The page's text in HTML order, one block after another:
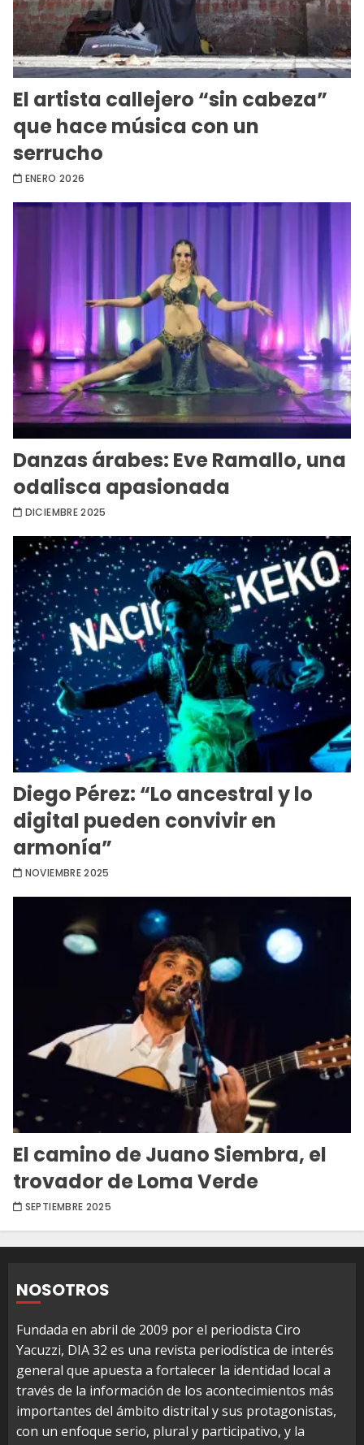
El artista callejero “sin cabeza”
que hace música con un
serrucho
ENERO 2026
Danzas árabes: Eve Ramallo, una
odalisca apasionada
DICIEMBRE 2025
Diego Pérez: “Lo ancestral y lo
digital pueden convivir en
armonía”
NOVIEMBRE 2025
El camino de Juano Siembra, el
trovador de Loma Verde
SEPTIEMBRE 2025
NOSOTROS
Fundada en abril de 2009 por el periodista Ciro
Yacuzzi, DIA 32 es una revista periodística de interés
general que apuesta a fortalecer la identidad local a
través de la información de los acontecimientos más
importantes del ámbito distrital y sus protagonistas,
con un enfoque serio, plural y participativo, y la